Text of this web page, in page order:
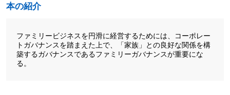
本の紹介
ファミリービジネスを円滑に経営するためには、コーポレー
トガバナンスを踏まえた上で、「家族」との良好な関係を構
築するガバナンスであるファミリーガバナンスが重要にな
る。